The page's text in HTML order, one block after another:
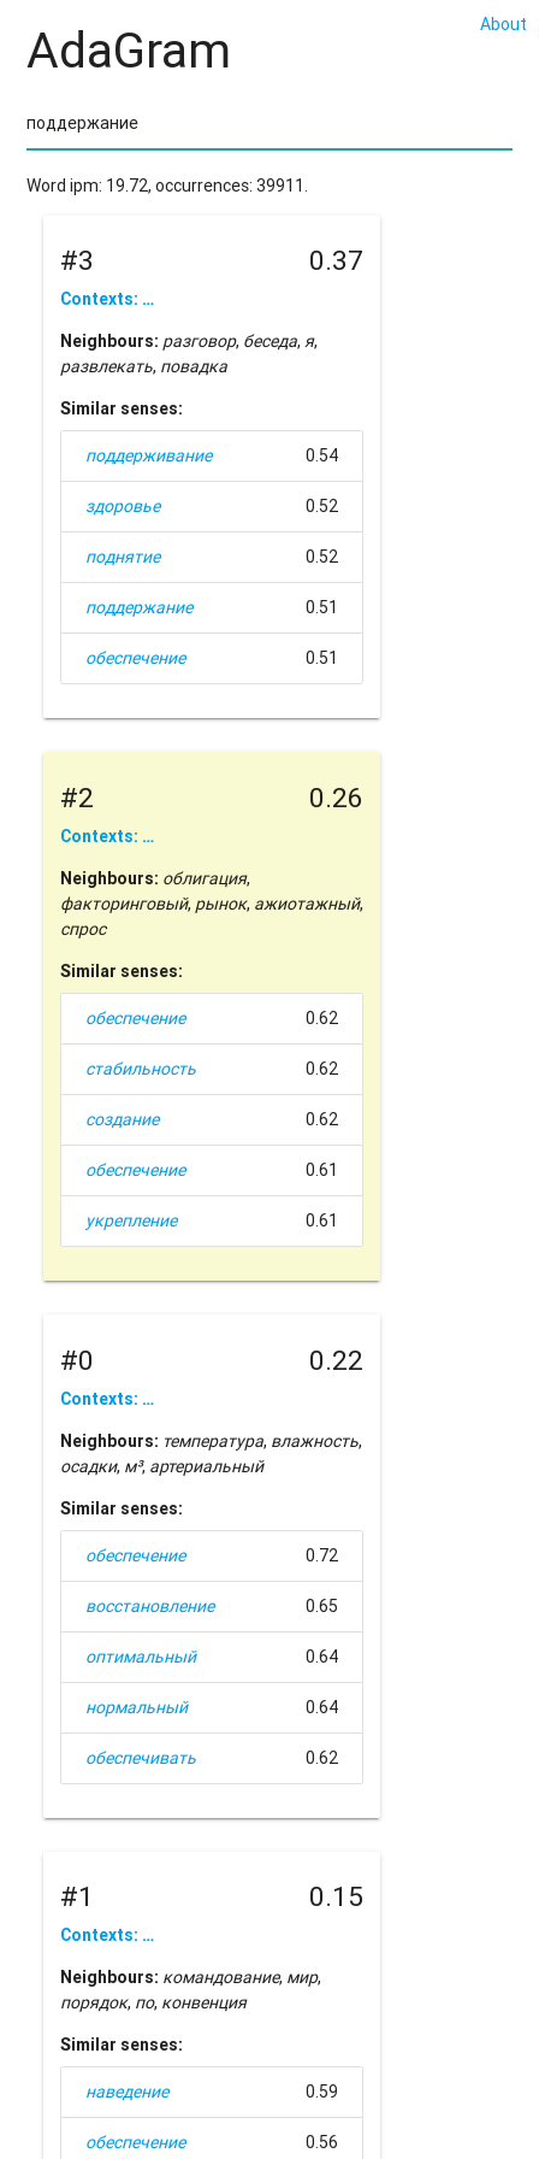
About
AdaGram
Word ipm: 19.72, occurrences: 39911.
#3 0.37
Contexts: …
Neighbours: разговор, беседа,я,
развлекать, повадка
Similar senses:
поддерживание 0.54
здоровье 0.52
поднятие 0.52
поддержание 0.51
обеспечение 0.51
#2 0.26
Contexts: …
Neighbours: облигация,
факторинговый, рынок, ажиотажный,
спрос
Similar senses:
обеспечение 0.62
стабильность 0.62
создание 0.62
обеспечение 0.61
укрепление 0.61
#0 0.22
Contexts: …
Neighbours: температура, влажность,
осадки, м³, артериальный
Similar senses:
обеспечение 0.72
восстановление 0.65
оптимальный 0.64
нормальный 0.64
обеспечивать 0.62
#1 0.15
Contexts: …
Neighbours: командование, мир,
порядок, по, конвенция
Similar senses:
наведение 0.59
обеспечение 0.56